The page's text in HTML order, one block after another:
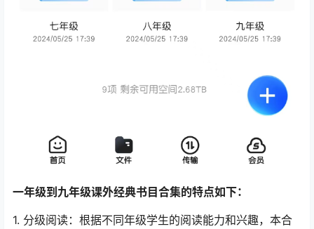
一年级到九年级课外经典书目合集的特点如下：
1. 分级阅读：根据不同年级学生的阅读能力和兴趣，本合